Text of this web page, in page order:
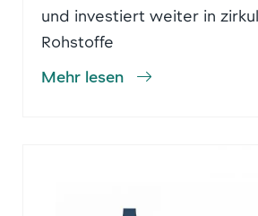
und investiert weiter in
Rohstoffe
Mehr lesen